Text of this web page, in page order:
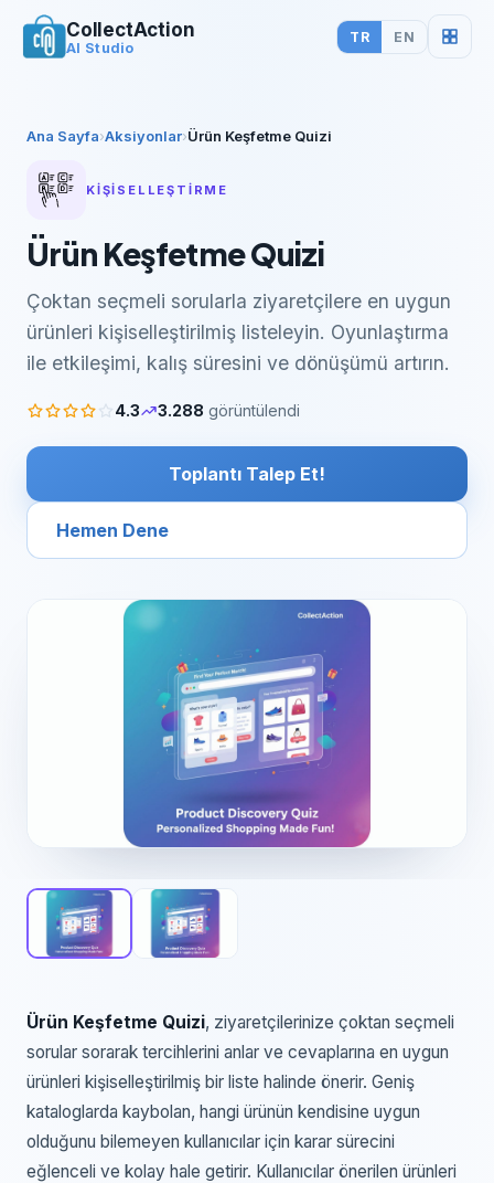
CollectAction
AI Studio
TR EN
Ana Sayfa›Aksiyonlar›Ürün Keşfetme Quizi
KIŞISELLEŞTIRME
Ürün Keşfetme Quizi
Çoktan seçmeli sorularla ziyaretçilere en uygun
ürünleri kişiselleştirilmiş listeleyin. Oyunlaştırma
ile etkileşimi, kalış süresini ve dönüşümü artırın.
4.3 3.288 görüntülendi
Toplantı Talep Et!
Hemen Dene
Ürün Keşfetme Quizi, ziyaretçilerinize çoktan seçmeli
sorular sorarak tercihlerini anlar ve cevaplarına en uygun
ürünleri kişiselleştirilmiş bir liste halinde önerir. Geniş
kataloglarda kaybolan, hangi ürünün kendisine uygun
olduğunu bilemeyen kullanıcılar için karar sürecini
eğlenceli ve kolay hale getirir. Kullanıcılar önerilen ürünleri